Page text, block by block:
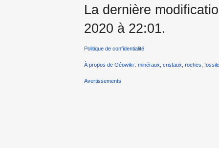
La dernière
2020 à 22:01.
Politique de confidentialité
À propos de Géowiki : minéraux, cristaux, roches,
Avertissements